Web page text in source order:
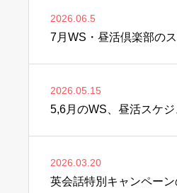
2026.06.5
2026.05.15
2026.03.20
英会話特別キャンペーン